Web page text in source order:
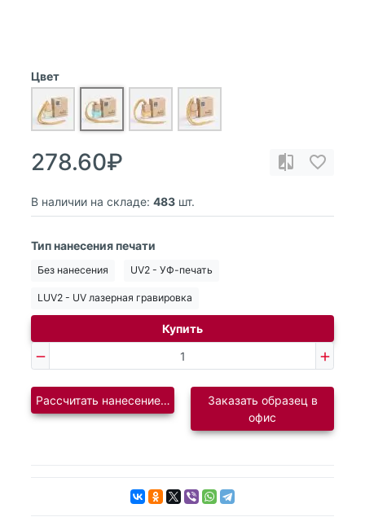
Цвет
278.60₽
В наличии на складе: 483 шт.
Тип нанесения печати
Без нанесения UV2 - УФ-печать
LUV2 - UV лазерная гравировка
Купить
Рассчитать нанесение логотипаЗаказать образец в
офис